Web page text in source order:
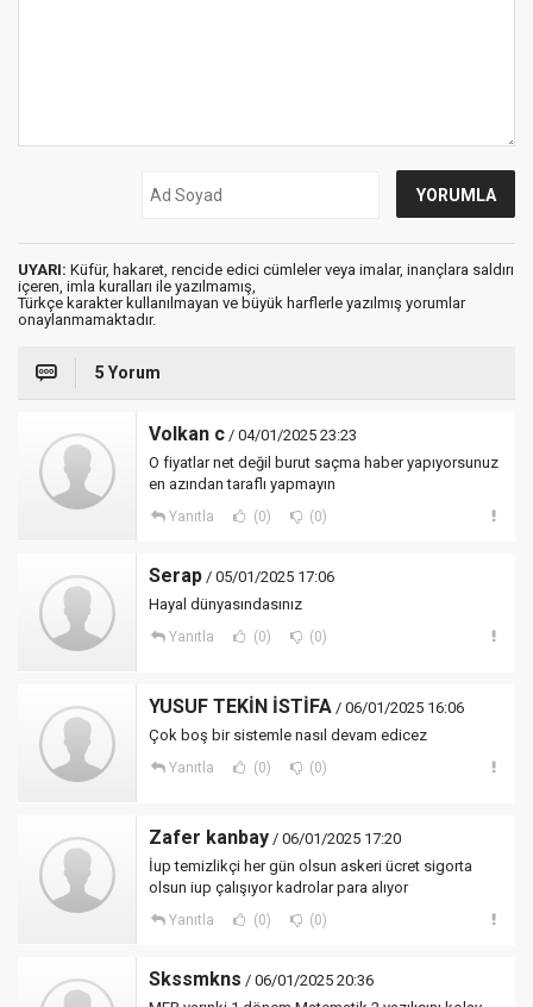
UYARI: Küfür, hakaret, rencide edici cümleler veya imalar, inançlara saldırı
içeren, imla kuralları ile yazılmamış,
Türkçe karakter kullanılmayan ve büyük harflerle yazılmış yorumlar
onaylanmamaktadır.
5 Yorum
Volkan c / 04/01/2025 23:23
O fiyatlar net değil burut saçma haber yapıyorsunuz
en azından taraflı yapmayın
Yanıtla (0) (0)
Serap / 05/01/2025 17:06
Hayal dünyasındasınız
Yanıtla (0) (0)
YUSUF TEKİN İSTİFA / 06/01/2025 16:06
Çok boş bir sistemle nasıl devam edicez
Yanıtla (0) (0)
Zafer kanbay / 06/01/2025 17:20
İup temizlikçi her gün olsun askeri ücret sigorta
olsun iup çalışıyor kadrolar para alıyor
Yanıtla (0) (0)
Skssmkns / 06/01/2025 20:36